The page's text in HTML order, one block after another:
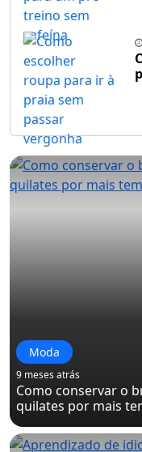
Moda
9 meses atrás
Como conservar o
quilates por mais